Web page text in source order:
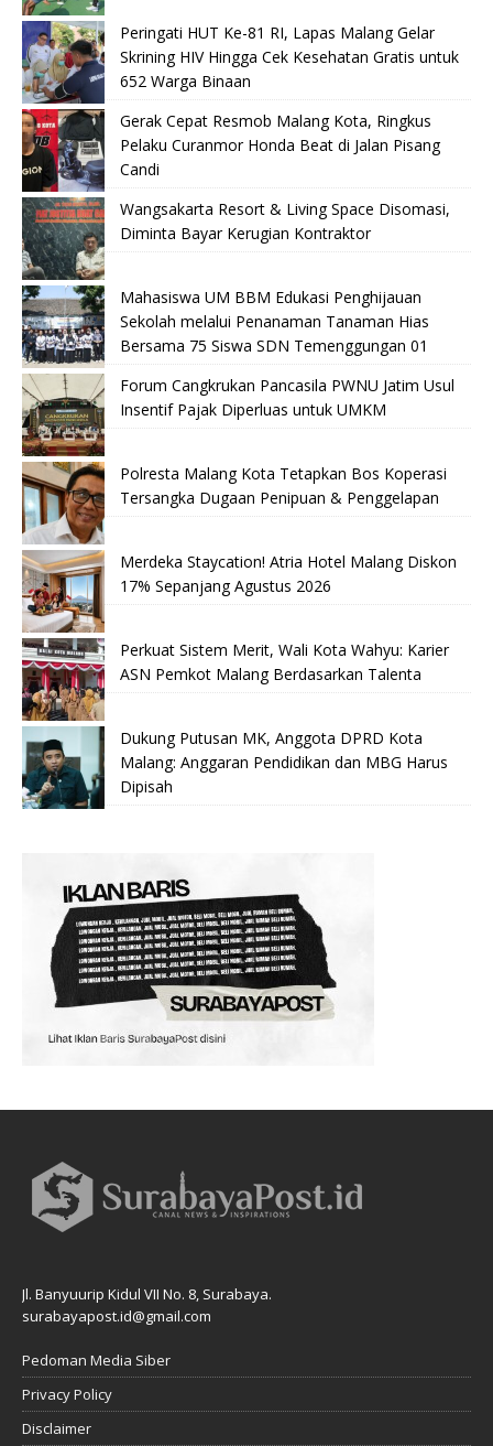
Peringati HUT Ke-81 RI, Lapas Malang Gelar
Skrining HIV Hingga Cek Kesehatan Gratis untuk
652 Warga Binaan
Gerak Cepat Resmob Malang Kota, Ringkus
Pelaku Curanmor Honda Beat di Jalan Pisang
Candi
Wangsakarta Resort & Living Space Disomasi,
Diminta Bayar Kerugian Kontraktor
Mahasiswa UM BBM Edukasi Penghijauan
Sekolah melalui Penanaman Tanaman Hias
Bersama 75 Siswa SDN Temenggungan 01
Forum Cangkrukan Pancasila PWNU Jatim Usul
Insentif Pajak Diperluas untuk UMKM
Polresta Malang Kota Tetapkan Bos Koperasi
Tersangka Dugaan Penipuan & Penggelapan
Merdeka Staycation! Atria Hotel Malang Diskon
17% Sepanjang Agustus 2026
Perkuat Sistem Merit, Wali Kota Wahyu: Karier
ASN Pemkot Malang Berdasarkan Talenta
Dukung Putusan MK, Anggota DPRD Kota
Malang: Anggaran Pendidikan dan MBG Harus
Dipisah
Jl. Banyuurip Kidul VII No. 8, Surabaya.
surabayapost.id@gmail.com
Pedoman Media Siber
Privacy Policy
Disclaimer